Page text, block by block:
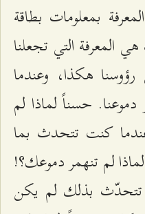
بمعلومات بطاقة
المعرفة التي تجعلنا
هكذا، وعندما
حسناً لماذا لم
كنت تتحدث بما
لم تنهمر دموعك؟!
تتحدّث بذلك لم يكن